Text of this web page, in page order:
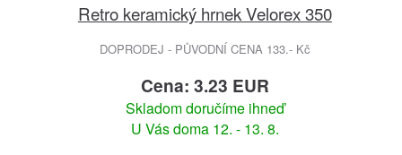
Retro keramický hrnek Velorex 350
DOPRODEJ - PŮVODNÍ CENA 133.- Kč
Cena: 3.23 EUR
Skladom doručíme ihneď
U Vás doma 12. - 13. 8.